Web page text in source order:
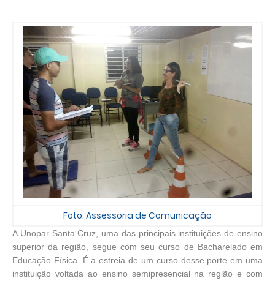
Foto: Assessoria de Comunicação
A Unopar Santa Cruz, uma das principais instituições de ensino
superior da região, segue com seu curso de Bacharelado em
Educação Física. É a estreia de um curso desse porte em uma
instituição voltada ao ensino semipresencial na região e com